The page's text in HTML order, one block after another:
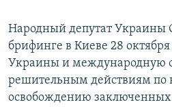
Народный депутат Украины
брифинге в Киеве 28
Украины и международную
решительным действиям по
освобождению заключенных